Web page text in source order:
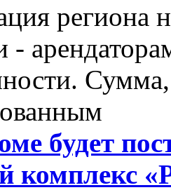
региона
будет
комплекс